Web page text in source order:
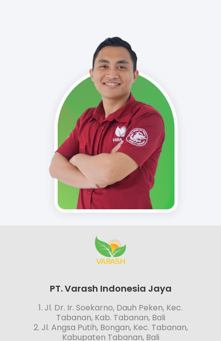
PT. Varash Indonesia Jaya
1. Jl. Dr. Ir. Soekarno, Dauh Peken, Kec.
Tabanan, Kab. Tabanan, Bali
2. Jl. Angsa Putih, Bongan, Kec. Tabanan,
Kabupaten Tabanan, Bali